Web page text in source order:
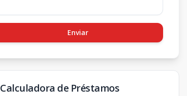
Enviar
Calculadora de Préstamos